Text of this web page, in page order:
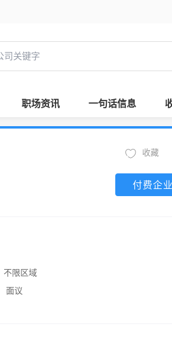
职场资讯 一句话信息
收藏
付费企
不限区域
面议